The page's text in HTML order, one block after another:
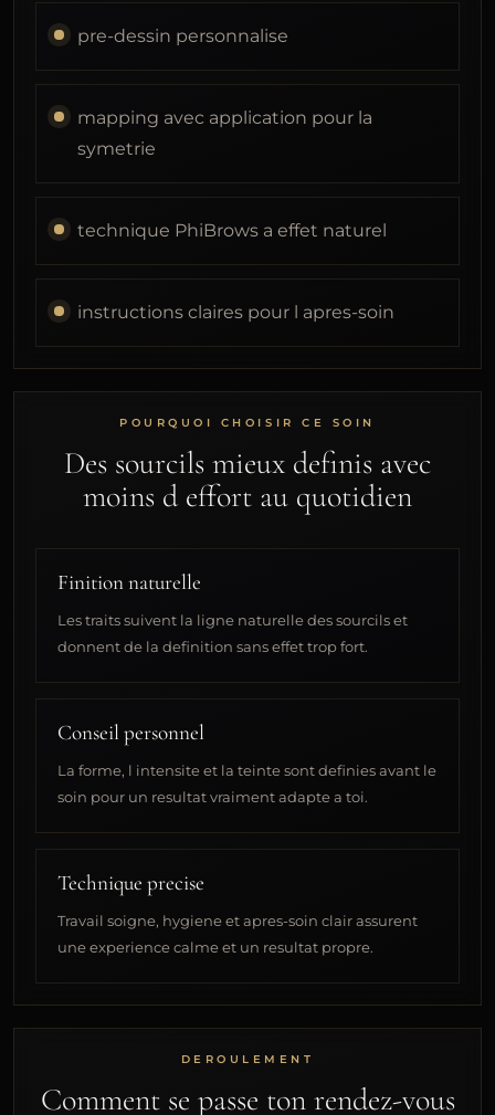
pre-dessin personnalise
mapping avec application pour la
symetrie
technique PhiBrows a effet naturel
instructions claires pour l apres-soin
POURQUOI CHOISIR CE SOIN
Des sourcils mieux definis avec
moins d effort au quotidien
Finition naturelle
Les traits suivent la ligne naturelle des sourcils et
donnent de la definition sans effet trop fort.
Conseil personnel
La forme, l intensite et la teinte sont definies avant le
soin pour un resultat vraiment adapte a toi.
Technique precise
Travail soigne, hygiene et apres-soin clair assurent
une experience calme et un resultat propre.
DEROULEMENT
Comment se passe ton rendez-vous